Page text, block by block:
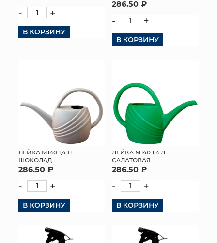
- +
В КОРЗИНУ
286.50 ₽
- +
В КОРЗИНУ
ЛЕЙКА М140 1,4 Л
ШОКОЛАД
286.50 ₽
- +
В КОРЗИНУ
ЛЕЙКА М140 1,4 Л
САЛАТОВАЯ
286.50 ₽
- +
В КОРЗИНУ